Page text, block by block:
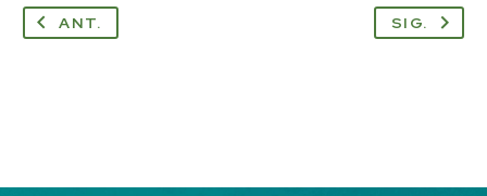
ANT. SIG.